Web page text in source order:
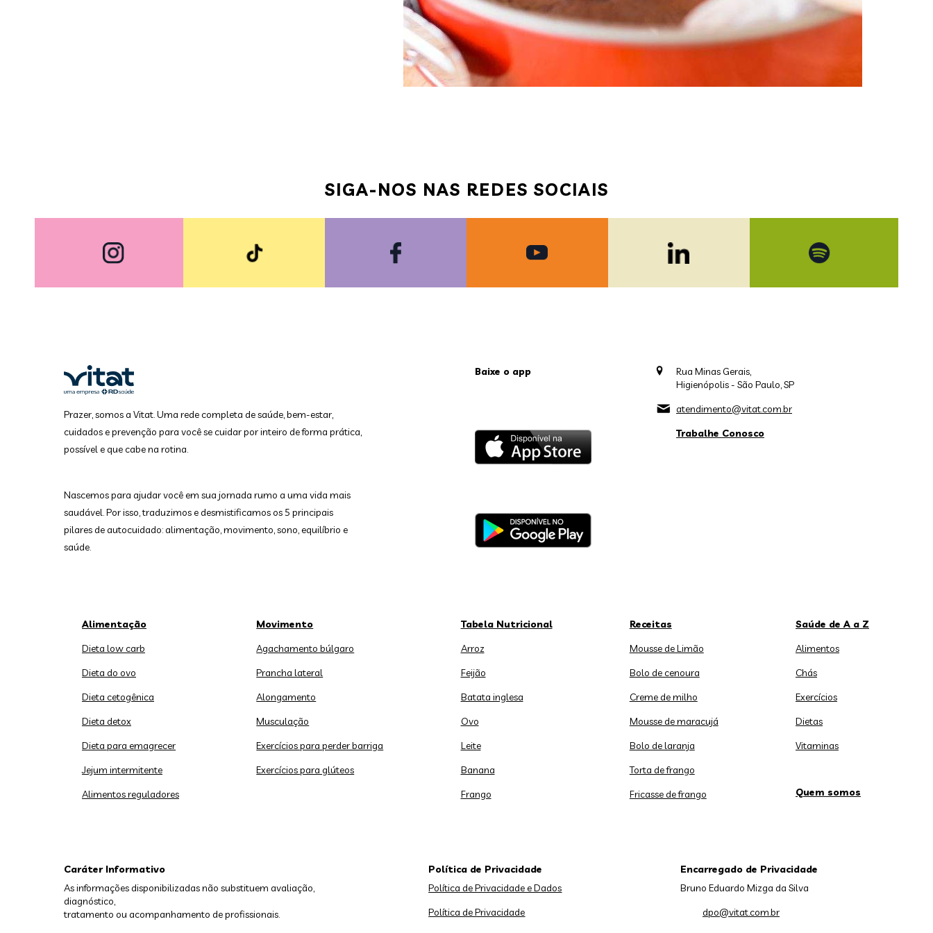
SIGA-NOS NAS REDES SOCIAIS
Prazer, somos a Vitat. Uma rede completa de saúde, bem-estar,
cuidados e prevenção para você se cuidar por inteiro de forma prática,
possível e que cabe na rotina.
Nascemos para ajudar você em sua jornada rumo a uma vida mais
saudável. Por isso, traduzimos e desmistificamos os 5 principais
pilares de autocuidado: alimentação, movimento, sono, equilíbrio e
saúde.
Baixe o app
Rua Minas Gerais,
Higienópolis - São Paulo, SP
atendimento@vitat.com.br
Trabalhe Conosco
Alimentação
Dieta low carb
Dieta do ovo
Dieta cetogênica
Dieta detox
Dieta para emagrecer
Jejum intermitente
Alimentos reguladores
Movimento
Agachamento búlgaro
Prancha lateral
Alongamento
Musculação
Exercícios para perder barriga
Exercícios para glúteos
Tabela Nutricional
Arroz
Feijão
Batata inglesa
Ovo
Leite
Banana
Frango
Receitas
Mousse de Limão
Bolo de cenoura
Creme de milho
Mousse de maracujá
Bolo de laranja
Torta de frango
Fricasse de frango
Saúde de A a Z
Alimentos
Chás
Exercícios
Dietas
Vitaminas
Quem somos
Caráter Informativo
As informações disponibilizadas não substituem avaliação,
diagnóstico,
tratamento ou acompanhamento de profissionais.
Política de Privacidade
Política de Privacidade e Dados
Política de Privacidade
Encarregado de Privacidade
Bruno Eduardo Mizga da Silva
dpo@vitat.com.br